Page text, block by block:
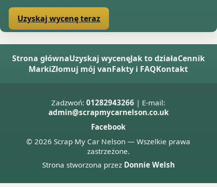
Uzyskaj wycenę teraz
Strona głównaUzyskaj wycenęJak to działaCennik
MarkiZłomuj mój vanFakty i FAQKontakt
Zadzwoń:01282943266 | E-mail:
admin@scrapmycarnelson.co.uk
Facebook
© 2026 Scrap My Car Nelson — Wszelkie prawa
zastrzeżone.
Strona stworzona przez Donnie Welsh